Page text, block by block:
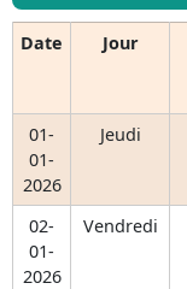
Date Jour
01-
01-
2026
Jeudi
02-
01-
2026
Vendredi